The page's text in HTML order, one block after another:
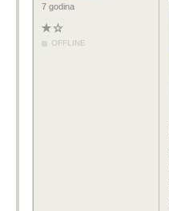
7 godina
OFFLINE